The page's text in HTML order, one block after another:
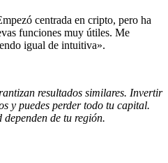
centrada en cripto, pero ha
funciones muy útiles. Me
igual de intuitiva».
resultados similares. Invertir
y puedes perder todo tu capital.
de tu región.